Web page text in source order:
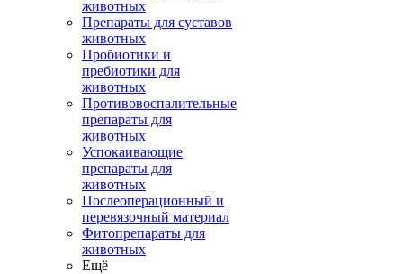
животных
Препараты для суставов
животных
Пробиотики и
пребиотики для
животных
Противовоспалительные
препараты для
животных
Успокаивающие
препараты для
животных
Послеоперационный и
перевязочный материал
Фитопрепараты для
животных
Ещё